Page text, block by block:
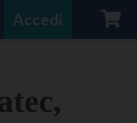
Accedi